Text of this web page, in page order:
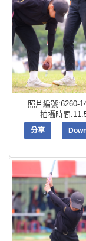
照片編號:6260-
拍攝時間
分享